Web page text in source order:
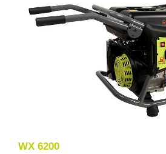
WX 6200